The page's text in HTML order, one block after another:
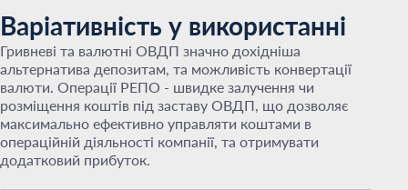
Варіативність у використанні
Гривневі та валютні ОВДП значно дохідніша
альтернатива депозитам, та можливість конвертації
валюти. Операції РЕПО - швидке залучення чи
розміщення коштів під заставу ОВДП, що дозволяє
максимально ефективно управляти коштами в
операційній діяльності компанії, та отримувати
додатковий прибуток.